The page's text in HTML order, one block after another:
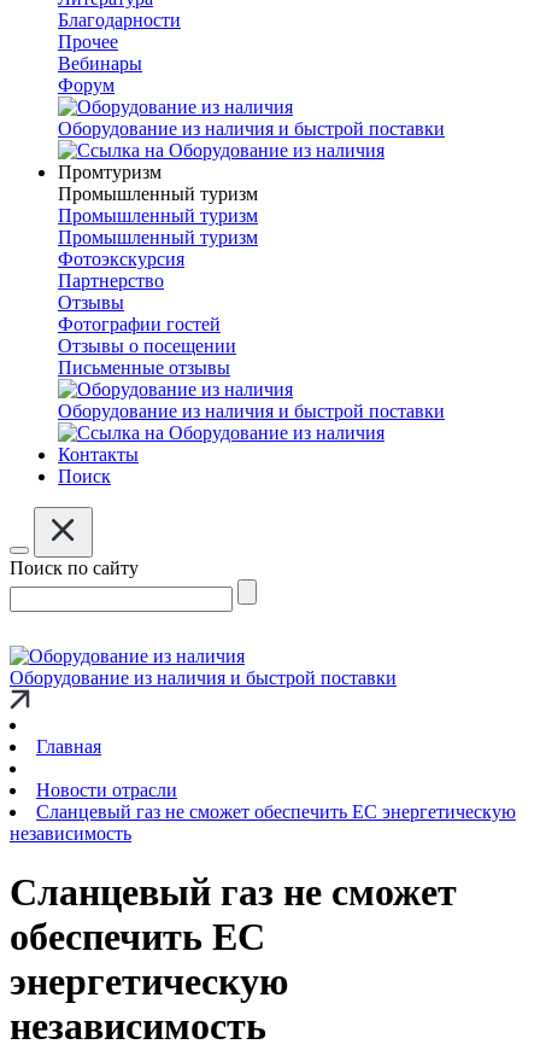
Благодарности
Прочее
Вебинары
Форум
Оборудование из наличия и быстрой поставки
Промтуризм
Промышленный туризм
Промышленный туризм
Промышленный туризм
Фотоэкскурсия
Партнерство
Отзывы
Фотографии гостей
Отзывы о посещении
Письменные отзывы
Оборудование из наличия и быстрой поставки
Контакты
Поиск
Поиск по сайту
Оборудование из наличия и быстрой поставки
Главная
Новости отрасли
Сланцевый газ не сможет обеспечить ЕС энергетическую
независимость
Сланцевый газ не сможет
обеспечить ЕС
энергетическую
независимость